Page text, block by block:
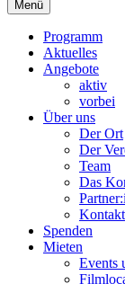
Primäres
Menü
Menü
Programm
Aktuelles
Angebote
aktiv
vorbei
Über uns
Der Ort
Der
Team
Das
Kontakt
Spenden
Mieten
Events